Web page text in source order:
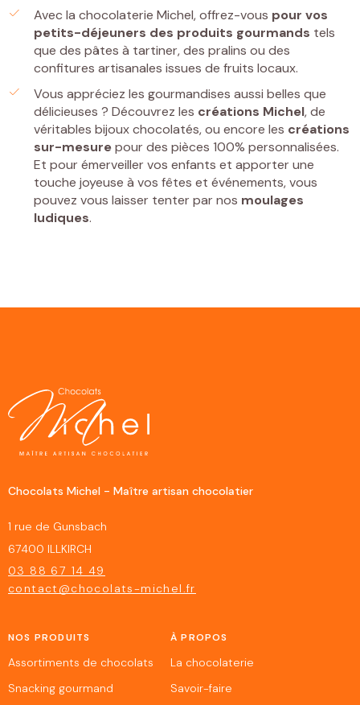
Avec la chocolaterie Michel, offrez-vous pour vos
petits-déjeuners des produits gourmands tels
que des pâtes à tartiner, des pralins ou des
confitures artisanales issues de fruits locaux.
Vous appréciez les gourmandises aussi belles que
délicieuses ? Découvrez les créations Michel, de
véritables bijoux chocolatés, ou encore les créations
sur-mesurepour des pièces 100% personnalisées.
Et pour émerveiller vos enfants et apporter une
touche joyeuse à vos fêtes et événements, vous
pouvez vous laisser tenter par nos moulages
ludiques.
Chocolats Michel - Maître artisan chocolatier
1 rue de Gunsbach
67400 ILLKIRCH
03 88 67 14 49
contact@chocolats-michel.fr
NOS PRODUITS
Assortiments de chocolats
Snacking gourmand
À PROPOS
La chocolaterie
Savoir-faire